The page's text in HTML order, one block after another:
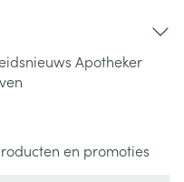
Apotheker
en promoties